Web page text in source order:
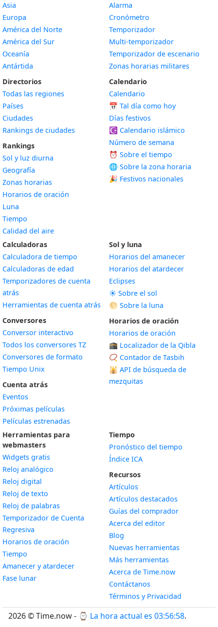
Asia
Europa
América del Norte
América del Sur
Oceanía
Antártida
Directorios
Todas las regiones
Países
Ciudades
Rankings de ciudades
Rankings
Sol y luz diurna
Geografía
Zonas horarias
Horarios de oración
Luna
Tiempo
Calidad del aire
Alarma
Cronómetro
Temporizador
Multi-temporizador
Temporizador de escenario
Zonas horarias militares
Calendario
Calendario
📅 Tal día como hoy
Días festivos
☪️ Calendario islámico
Número de semana
⏰ Sobre el tiempo
🌐 Sobre la zona horaria
🎉 Festivos nacionales
Calculadoras
Calculadora de tiempo
Calculadoras de edad
Temporizadores de cuenta
atrás
Herramientas de cuenta atrás
Conversores
Conversor interactivo
Todos los conversores TZ
Conversores de formato
Tiempo Unix
Cuenta atrás
Eventos
Próximas películas
Películas estrenadas
Sol y luna
Horarios del amanecer
Horarios del atardecer
Eclipses
☀️ Sobre el sol
🌕 Sobre la luna
Horarios de oración
Horarios de oración
🕋 Localizador de la Qibla
📿 Contador de Tasbih
🕌 API de búsqueda de
mezquitas
Herramientas para
webmasters
Widgets gratis
Reloj analógico
Reloj digital
Reloj de texto
Reloj de palabras
Temporizador de Cuenta
Regresiva
Horarios de oración
Tiempo
Amanecer y atardecerWidget
Fase lunarWidget
Tiempo
Pronóstico del tiempo
Índice ICA
Recursos
Artículos
Artículos destacados
Guías del comprador
Acerca del editor
Blog
Nuevas herramientas
Más herramientas
Acerca de Time.now
Contáctanos
Términos y Privacidad
2026 © Time.now - ⌚ La hora actual es 03:56:58.